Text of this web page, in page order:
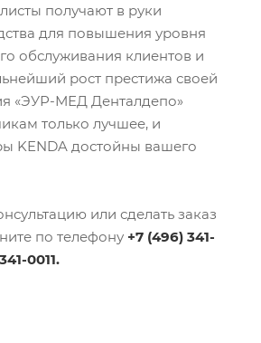
получают в руки
для повышения уровня
обслуживания клиентов и
рост престижа своей
«ЭУР-МЕД Денталдепо»
только лучшее, и
KENDA достойны вашего
или сделать заказ
по телефону +7 (496) 341-
0011.